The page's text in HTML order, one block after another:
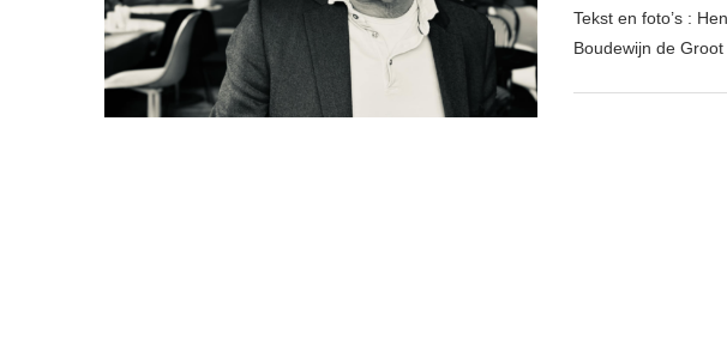
Tekst en foto’s :
Boudewijn de